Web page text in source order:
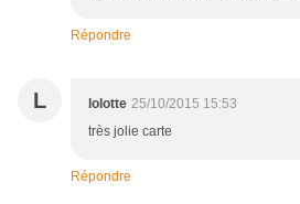
Répondre
L lolotte 25/10/2015 15:53
très jolie carte
Répondre